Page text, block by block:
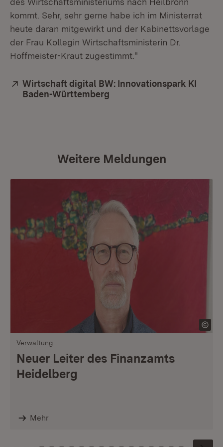
kommt. Sehr, sehr gerne habe ich im Ministerrat
heute daran mitgewirkt und der Kabinettsvorlage
der Frau Kollegin Wirtschaftsministerin Dr.
Hoffmeister-Kraut zugestimmt."
Extern:
Wirtschaft digital BW: Innovationspark KI
Baden-Württemberg
Weitere Meldungen
Verwaltung
Neuer Leiter des Finanzamts
Heidelberg
Mehr